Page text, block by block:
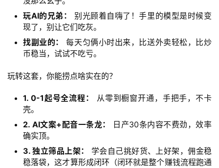
快
钱
目
创
玩AI的兄弟：
别光顾着自嗨了！手里的模型是时候变
现了，别让它们吃灰。
找副业的：
每天匀俩小时出来，比送外卖轻松，比炒
币稳当，试试不吃亏。
玩转这套，你能捞点啥实在的？
1. 0-1起号全流程：
从零到橱窗开通，手把手，不卡
壳。
2. AI文案+配音一条龙：
日产30条内容不费劲，效率
确实顶。
3. 独立筛品上架：
学会自己挑好货、上好架，佣金稳
稳落袋，这才算形成闭环（闭环就是整个赚钱流程跑通